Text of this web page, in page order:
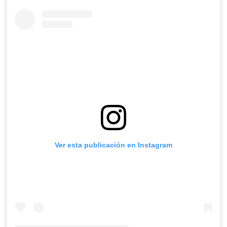
Ver esta publicación en Instagram